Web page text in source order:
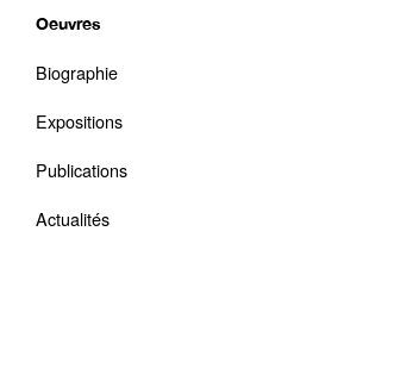
Oeuvres
Biographie
Expositions
Publications
Actualités